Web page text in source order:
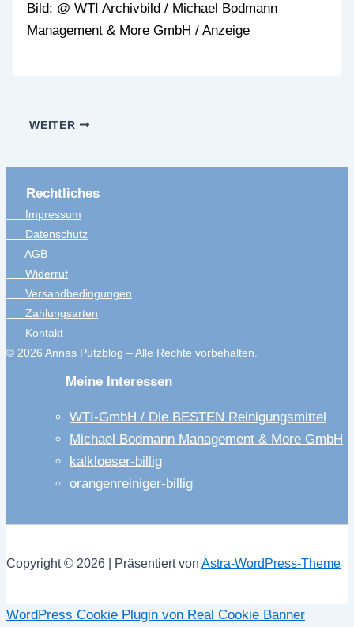
Bild: @ WTI Archivbild / Michael Bodmann
Management & More GmbH / Anzeige
WEITER
Rechtliches
Impressum
Datenschutz
AGB
Widerruf
Versandbedingungen
Zahlungsarten
Kontakt
© 2026 Annas Putzblog – Alle Rechte vorbehalten.
Meine Interessen
WTI-GmbH / Die BESTEN Reinigungsmittel
Michael Bodmann Management & More GmbH
kalkloeser-billig
orangenreiniger-billig
Copyright © 2026 | Präsentiert von Astra-WordPress-Theme
WordPress Cookie Plugin von Real Cookie Banner